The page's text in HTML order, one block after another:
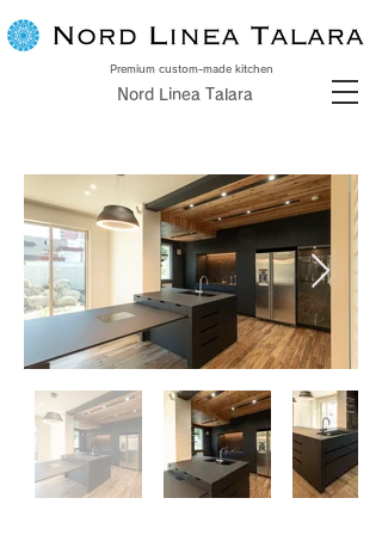
Premium custom-made kitchen
Nord Linea Talara